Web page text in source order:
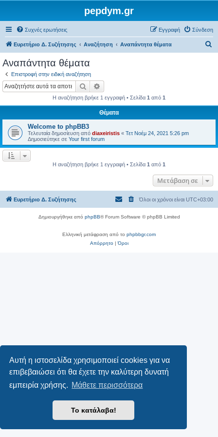
Αυτή η ιστοσελίδα χρησιμοποιεί cookies για να
επιβεβαιώσει ότι θα έχετε την καλύτερη δυνατή
εμπειρία χρήσης. Μάθετε περισσότερα
Το κατάλαβα!
pepdym.gr
Συχνές ερωτήσεις Σύνδεση
Εγγραφή
Ευρετήριο Δ. Συζήτησης Αναζήτηση Αναπάντητα θέματα
Αναπάντητα θέματα
Επιστροφή στην ειδική αναζήτηση
Αναζήτηση
Η αναζήτηση βρήκε 1 εγγραφή • Σελίδα 1 από 1
Θέματα
Welcome to phpBB3
Τελευταία δημοσίευση από diaxeiristis « Τετ Νοέμ 24, 2021 5:26 pm
Δημοσιεύτηκε σε Your first forum
Η αναζήτηση βρήκε 1 εγγραφή • Σελίδα 1 από 1
Μετάβαση σε
Ευρετήριο Δ. Συζήτησης Όλοι οι χρόνοι είναι UTC+03:00
Δημιουργήθηκε από phpBB® Forum Software © phpBB Limited
Ελληνική μετάφραση από το phpbbgr.com
Απόρρητο|Όροι